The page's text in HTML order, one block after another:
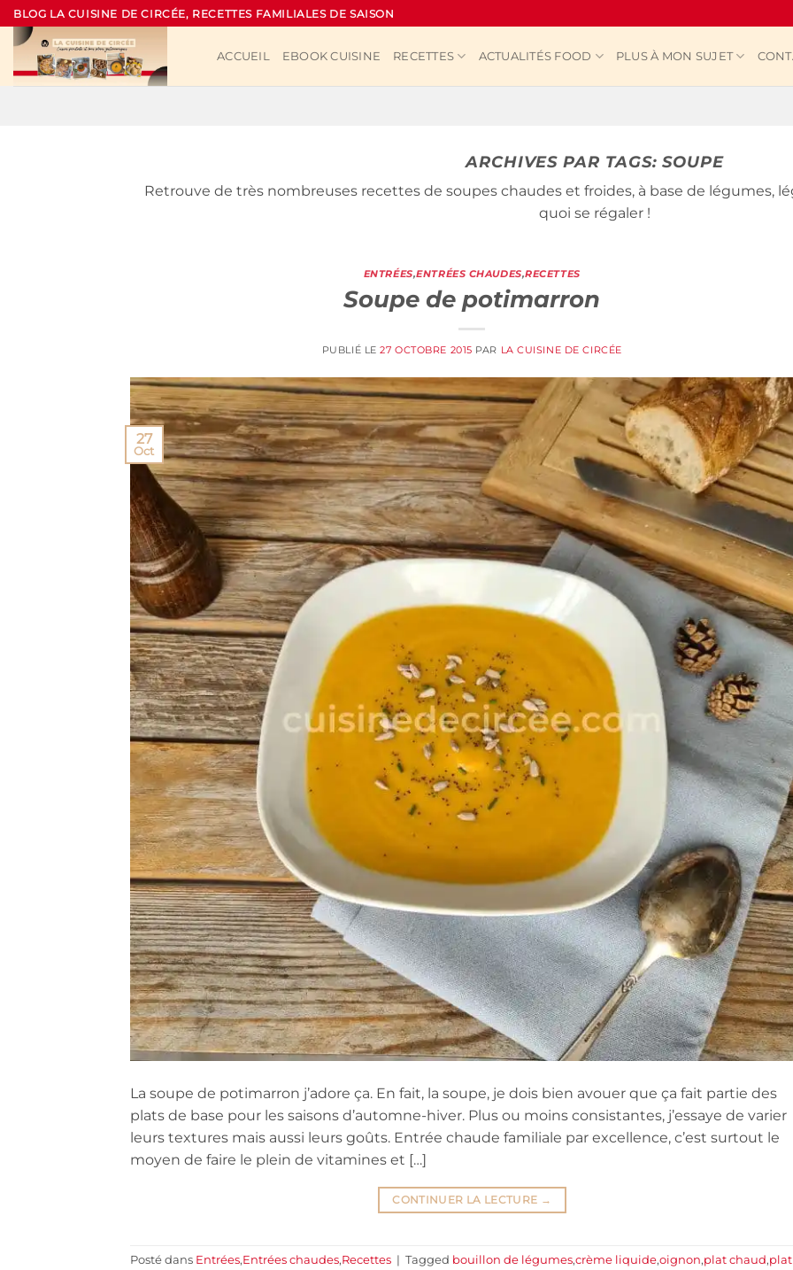
Passer
au
contenu
BLOG LA CUISINE DE CIRCÉE, RECETTES FAMILIALES DE SAISON
ACCUEIL EBOOK CUISINE RECETTES ACTUALITÉS FOOD PLUS À MON SUJET
ARCHIVES PAR TAGS:SOUPE
Retrouve de très nombreuses recettes de soupes chaudes et froides, à base de légumes,
quoi se régaler !
ENTRÉES,ENTRÉES CHAUDES,RECETTES
Soupe de potimarron
PUBLIÉ LE27 OCTOBRE 2015 PAR LA CUISINE DE CIRCÉE
27
Oct
La soupe de potimarron j’adore ça. En fait, la soupe, je dois bien avouer que ça fait partie des
plats de base pour les saisons d’automne-hiver. Plus ou moins consistantes, j’essaye de varier
leurs textures mais aussi leurs goûts. Entrée chaude familiale par excellence, c’est surtout le
moyen de faire le plein de vitamines et […]
CONTINUER LA LECTURE →
Posté dans Entrées,Entrées chaudes,Recettes | Tagged bouillon de légumes,crème liquide,oignon,plat chaud,plat